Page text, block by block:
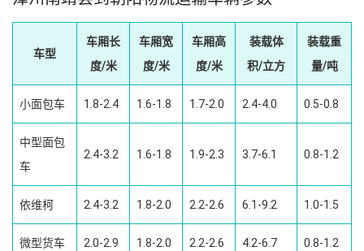
车型
车厢长
度/米
车厢宽
度/米
车厢高
度/米
装载体
积/立方
装载重
量/吨
小面包车 1.8-2.4 1.6-1.8 1.7-2.0 2.4-4.0 0.5-0.8
中型面包
车
2.4-3.2 1.6-1.8 1.9-2.3 3.7-6.1 0.8-1.2
依维柯 2.4-3.2 1.8-2.0 2.2-2.6 6.1-9.2 1.0-1.5
微型货车 2.0-2.9 1.8-2.0 2.2-2.6 4.2-6.7 0.8-1.2